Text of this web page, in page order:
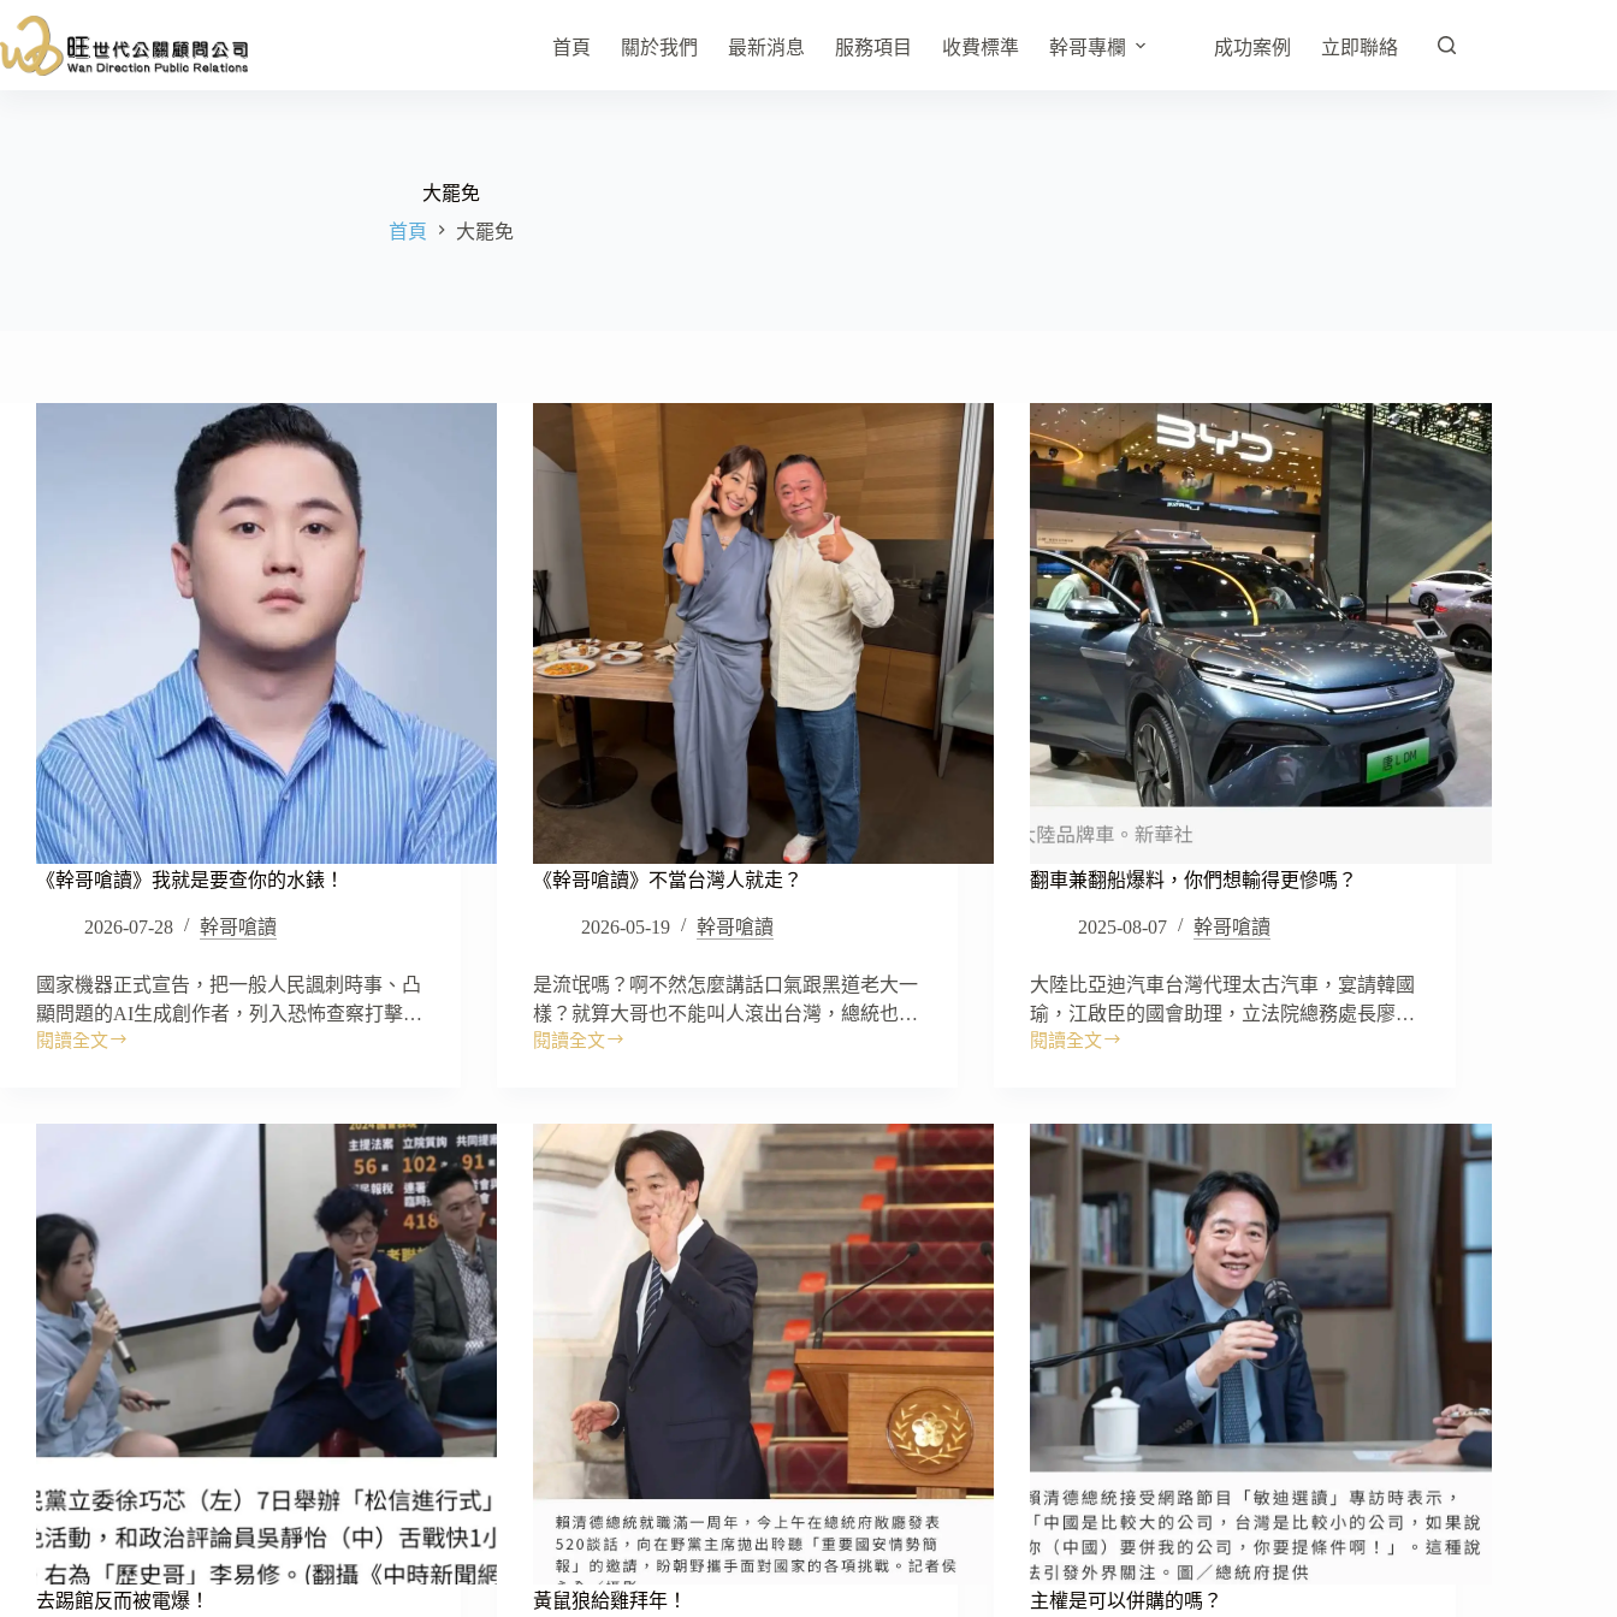
至
主
首頁 關於我們 最新消息 服務項目 收費標準 幹哥專欄 成功案例 立即聯絡
大罷免
首頁
大罷免
《幹哥嗆讀》我就是要查你的水錶！
2026-07-28 幹哥嗆讀
國家機器正式宣告，把一般人民諷刺時事、凸
顯問題的AI生成創作者，列入恐怖查察打擊…
閱讀全文
《幹
讀》
你
的
水
錶！
《幹哥嗆讀》不當台灣人就走？
2026-05-19 幹哥嗆讀
是流氓嗎？啊不然怎麼講話口氣跟黑道老大一
樣？就算大哥也不能叫人滾出台灣，總統也…
閱讀全文
《幹
讀》
不
當
台
翻車兼翻船爆料，你們想輸得更慘嗎？
2025-08-07 幹哥嗆讀
大陸比亞迪汽車台灣代理太古汽車，宴請韓國
瑜，江啟臣的國會助理，立法院總務處長廖…
閱讀全文
翻
翻
船
料，
想
得
更
慘
嗎？
去踢館反而被電爆！ 黃鼠狼給雞拜年！ 主權是可以併購的嗎？